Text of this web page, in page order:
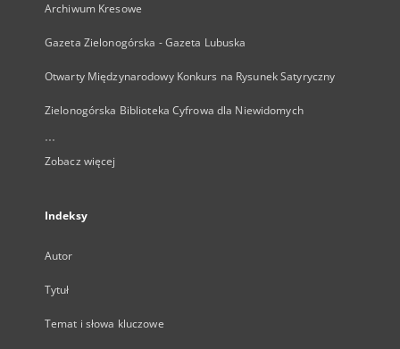
Archiwum Kresowe
Gazeta Zielonogórska - Gazeta Lubuska
Otwarty Międzynarodowy Konkurs na Rysunek Satyryczny
Zielonogórska Biblioteka Cyfrowa dla Niewidomych
...
Zobacz więcej
Indeksy
Autor
Tytuł
Temat i słowa kluczowe